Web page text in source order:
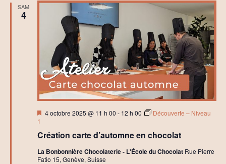
SAM
4
Création carte d’automne en chocolat
Mis
4 octobre 2025 @ 11 h 00 - 12 h 00
Découverte – Niveau
1
La Bonbonnière Chocolaterie - L'École du Chocolat Rue Pierre
Fatio 15, Genève, Suisse